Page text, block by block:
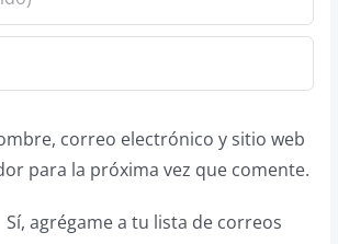
correo electrónico y sitio web
para la próxima vez que comente.
Sí, agrégame a tu lista de correos